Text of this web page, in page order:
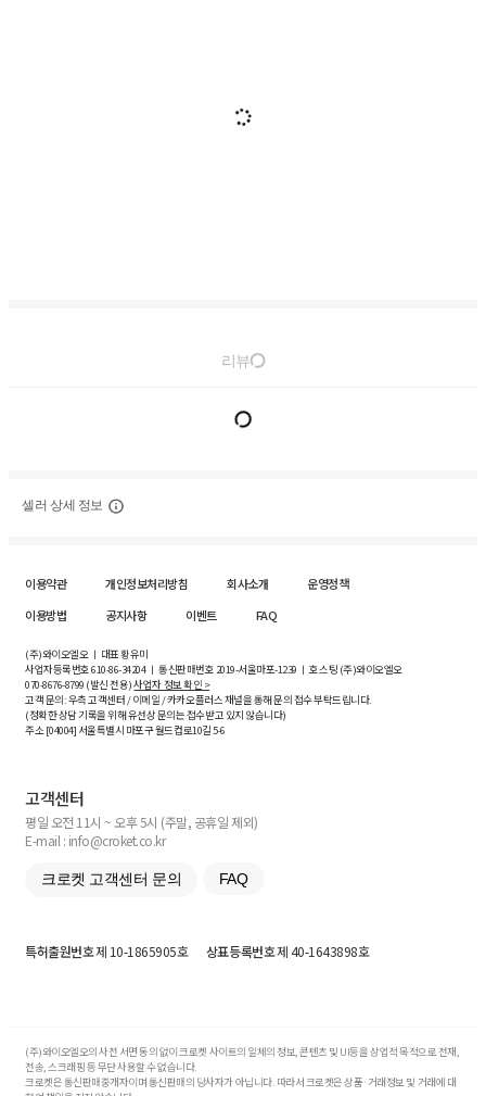
리뷰
셀러 상세 정보
이용약관 개인정보처리방침 회사소개
운영정책
이용방법
공지사항 이벤트 FAQ
(주)와이오엘오 ㅣ 대표 황유미
사업자등록번호610-86-34204ㅣ 통신판매번호 2019-서울마포-1239 ㅣ 호스팅 (주)와이오엘오
070-8676-8799 (발신 전용)사업자 정보 확인 >
고객 문의: 우측 고객센터 / 이메일 / 카카오플러스 채널을 통해 문의 접수 부탁드립니다.
(정확한 상담 기록을 위해 유선상 문의는 접수받고 있지 않습니다)
주소 [04004] 서울특별시 마포구 월드컵로10길5-6
고객센터
평일 오전 11시 ~ 오후 5시 (주말, 공휴일 제외)
E-mail : info@croket.co.kr
크로켓 고객센터 문의 FAQ
특허출원번호제 10-1865905호 상표등록번호제 40-1643898호
(주)와이오엘오의 사전 서면 동의 없이 크로켓 사이트의 일체의 정보, 콘텐츠 및 UI등을 상업적 목적으로 전재,
전송, 스크래핑 등 무단 사용할 수 없습니다.
크로켓은 통신판매중개자이며 통신판매의 당사자가 아닙니다. 따라서 크로켓은 상품·거래정보 및 거래에 대